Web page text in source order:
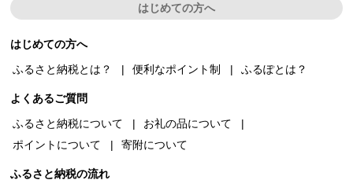
はじめての方へ
はじめての方へ
ふるさと納税とは？
便利なポイント制 ふるぽとは？
よくあるご質問
ふるさと納税について
お礼の品について
ポイントについて
寄附について
ふるさと納税の流れ